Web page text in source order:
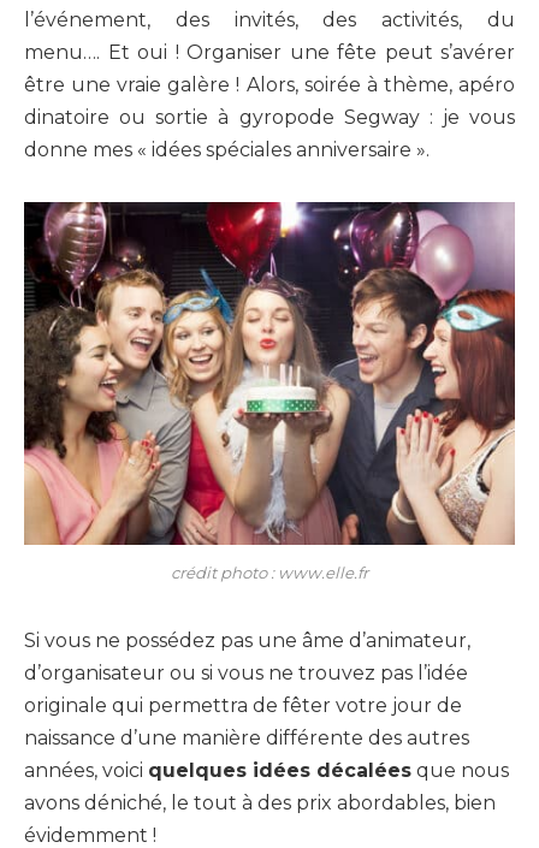
l’événement, des invités, des activités, du
menu…. Et oui ! Organiser une fête peut s’avérer
être une vraie galère ! Alors, soirée à thème, apéro
dinatoire ou sortie à gyropode Segway : je vous
donne mes « idées spéciales anniversaire ».
crédit photo : www.elle.fr
Si vous ne possédez pas une âme d’animateur,
d’organisateur ou si vous ne trouvez pas l’idée
originale qui permettra de fêter votre jour de
naissance d’une manière différente des autres
années, voici quelques idées décalées que nous
avons déniché, le tout à des prix abordables, bien
évidemment !